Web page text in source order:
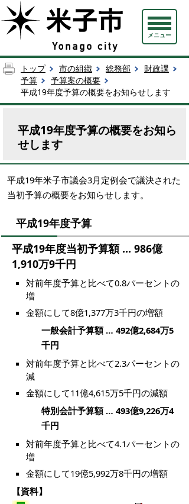
メニュー
トップ 市の組織 総務部
財政課
予算
予算案の概要
平成19年度予算の概要をお知らせします
平成19年度予算の概要をお知ら
せします
平成19年米子市議会3月定例会で議決された
当初予算の概要をお知らせします。
平成19年度予算
平成19年度当初予算額 … 986億
1,910万9千円
対前年度予算と比べて0.8パーセントの
増
金額にして8億1,377万3千円の増額
一般会計予算額 … 492億2,684万5
千円
対前年度予算と比べて2.3パーセントの
減
金額にして11億4,615万5千円の減額
特別会計予算額 … 493億9,226万4
千円
対前年度予算と比べて4.1パーセントの
増
金額にして19億5,992万8千円の増額
【資料】